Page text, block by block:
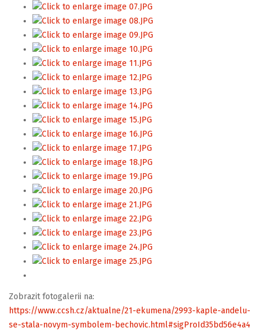
Zobrazit fotogalerii na:
https://www.ccsh.cz/aktualne/21-ekumena/2993-kaple-andelu-
se-stala-novym-symbolem-bechovic.html#sigProId35bd56e4a4